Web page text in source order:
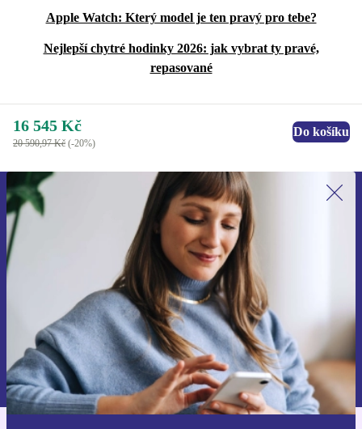
Apple Watch: Který model je ten pravý pro tebe?
Nejlepší chytré hodinky 2026: jak vybrat ty pravé,
repasované
16 545 Kč
20 590,97 Kč (-20%)
Do košíku
Přihlas se k odběru našich novinek a
ušetři 400 Kč!
Už nikdy nepromeškej žádnou nabídku.
Chci voucher
Informace o použití osobních údajů najdeš v našich
Zásadách ochrany osobních údajů.